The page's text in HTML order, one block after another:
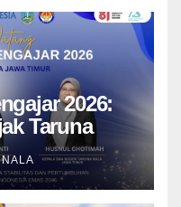
2026:
Taruna
Timur